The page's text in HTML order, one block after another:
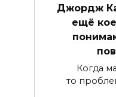
Джордж
ещё
Когда
то